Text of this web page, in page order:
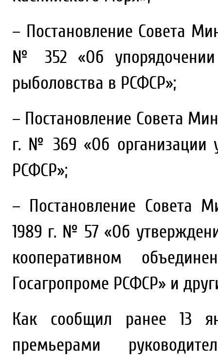
– Постановление Совета
№ 352 «Об упорядочении
рыболовства в РСФСР»;
– Постановление Совета
г. № 369 «Об организации
РСФСР»;
– Постановление Совета
1989 г. № 57 «Об
кооперативном
Госагропроме РСФСР» и
Как сообщил ранее 13
премьерами